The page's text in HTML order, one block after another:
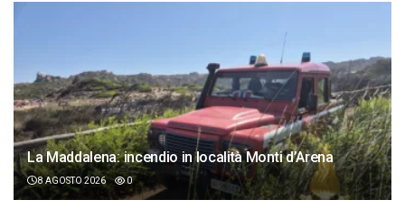
La Maddalena: incendio in località Monti d’Arena
8 AGOSTO 2026 0